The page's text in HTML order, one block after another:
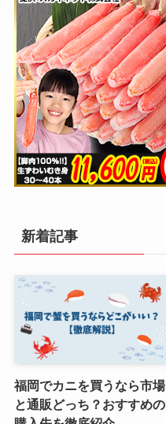
新着記事
福岡でカニを買うなら市場
と通販どっち？おすすめの